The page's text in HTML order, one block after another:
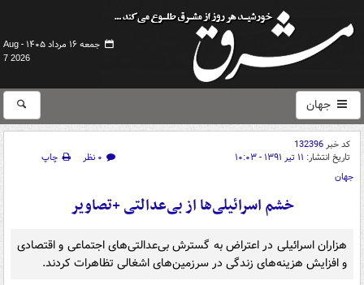
جمعه ۱۶ مرداد ۱۴۰۵ -
Aug
7 2026
جهان
کد خبر132396
تاریخ انتشار: ۱۱ تیر ۱۳۹۱ - ۱۰:۰۳ ۰ نظر
چاپ
جهان
خشم اسرائیلی‌ها از بی‌عدالتی +تصاویر
هزاران اسرائیلی در اعتراض به گسترش بی‌عدالتی‌های اجتماعی و اقتصادی
و افزایش هزینه‌های زندگی در سرزمین‌های اشغالی تظاهرات کردند.